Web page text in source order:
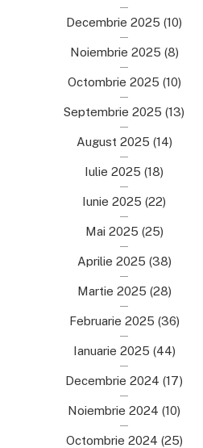
Decembrie 2025 (10)
Noiembrie 2025 (8)
Octombrie 2025 (10)
Septembrie 2025 (13)
August 2025 (14)
Iulie 2025 (18)
Iunie 2025 (22)
Mai 2025 (25)
Aprilie 2025 (38)
Martie 2025 (28)
Februarie 2025 (36)
Ianuarie 2025 (44)
Decembrie 2024 (17)
Noiembrie 2024 (10)
Octombrie 2024 (25)